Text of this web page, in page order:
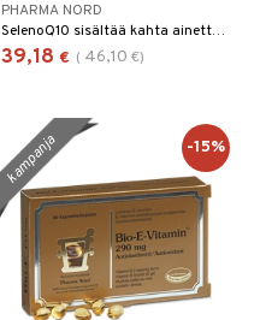
PHARMA NORD
SelenoQ10 sisältää kahta ainetta, ubikinoni Q10 ja seleeniä, jotka auttavat immuniteettijärjestelmän normaaliin toimintaan ja suojaavat oksidatiivista stressiä vastaan.
39,18 € ( 46,10 €)
kampanja -15%